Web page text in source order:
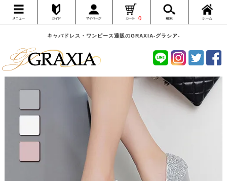
キャバドレス・ワンピース通販のGRAXIA-グラシア-
0